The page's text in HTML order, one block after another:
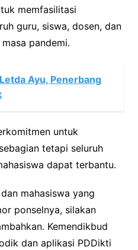
memfasilitasi
guru, siswa, dosen, dan
pandemi.
Ayu, Penerbang
untuk
tetapi seluruh
dapat terbantu.
mahasiswa yang
ponselnya, silakan
Kemendikbud
dan aplikasi PDDikti